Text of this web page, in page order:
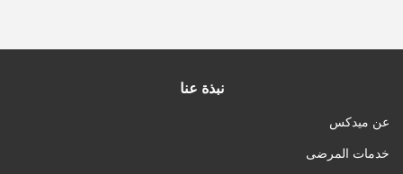
نبذة عنا
عن ميدكس
خدمات المرضى